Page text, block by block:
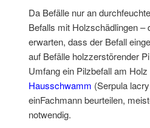
Da Befälle nur an
Befalls mit Holzschädlingen
erwarten, dass der Befall
auf Befälle holzzerstörender
Umfang ein Pilzbefall am
Hausschwamm (Serpula
einFachmann beurteilen,
notwendig.